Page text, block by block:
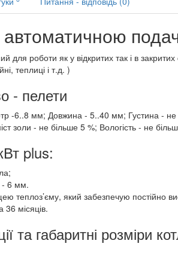
для роботи як у відкритих так і в
теплиці і т.д. )
- пелети
-6..8 мм; Довжина - 5..40 мм; Густина -
золи - не більше 5 %; Вологість - не
plus:
- 6 мм.
теплоз’єму, який забезпечую постійно
36 місяців.
та габаритні розміри